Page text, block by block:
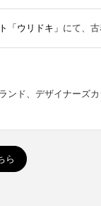
「ウリドキ」 にて、
ンド、デザイナーズ
ら